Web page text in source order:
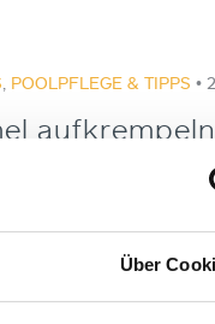
Über
POOLPFLEGE & TIPPS •
aufkrempeln und
Der Frühjahrsputz ist
Was Sie jetzt richtig
machen. Herbert